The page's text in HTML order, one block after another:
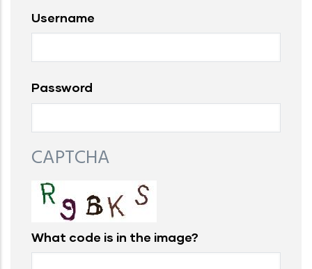
Username
Password
CAPTCHA
What code is in the image?